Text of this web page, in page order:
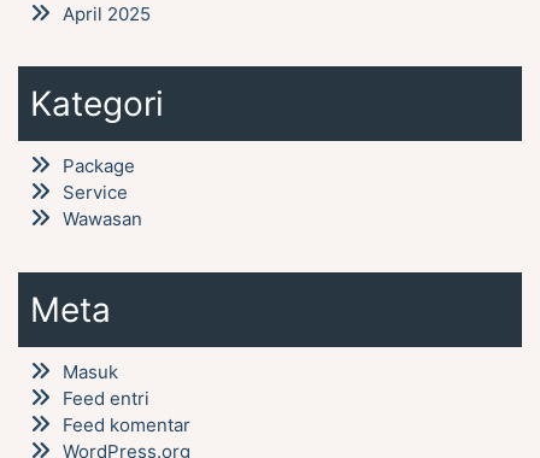
April 2025
Kategori
Package
Service
Wawasan
Meta
Masuk
Feed entri
Feed komentar
WordPress.org